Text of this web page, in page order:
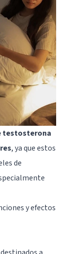
testosterona
, ya que estos
de
y efectos